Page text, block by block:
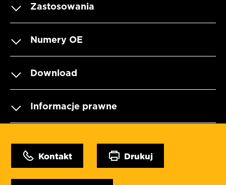
Zastosowania
Numery OE
Download
Informacje prawne
Kontakt Drukuj